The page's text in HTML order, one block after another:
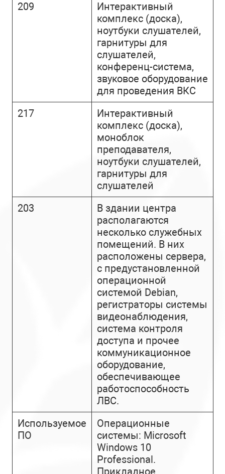
209
Интерактивный
комплекс (доска),
ноутбуки слушателей,
гарнитуры для
слушателей,
конференц-система,
звуковое оборудование
для проведения ВКС
217
Интерактивный
комплекс (доска),
моноблок
преподавателя,
ноутбуки слушателей,
гарнитуры для
слушателей
203
В здании центра
располагаются
несколько служебных
помещений. В них
расположены сервера,
с предустановленной
операционной
системой Debian,
регистраторы системы
видеонаблюдения,
система контроля
доступа и прочее
коммуникационное
оборудование,
обеспечивающее
работоспособность
ЛВС.
Используемое
ПО
Операционные
системы: Microsoft
Windows 10
Professional.
Прикладное